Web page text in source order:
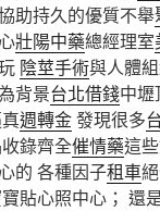
助持久的優質不舉
壯陽中藥總經理室
陰莖手術與人體
背景台北借錢中
週轉金發現很多
錄齊全催情藥這
的 各種因子租車
貼心照中心； 還